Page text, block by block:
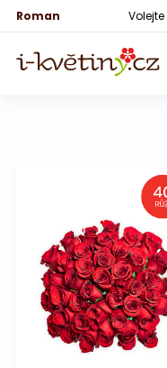
Roman Volejte
100 růží
Růže
Růže 40cm
Bonboniery